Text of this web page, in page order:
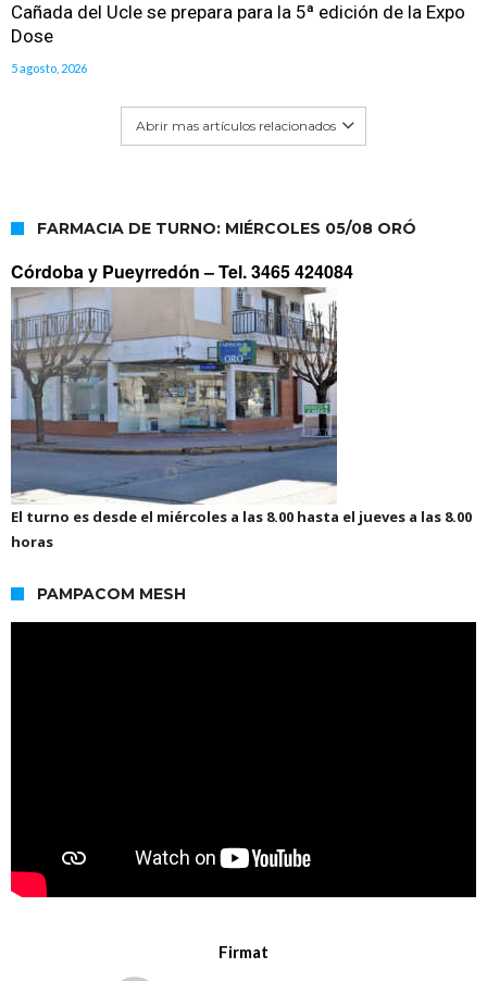
Cañada del Ucle se prepara para la 5ª edición de la Expo
Dose
5 agosto, 2026
Abrir mas artículos relacionados
FARMACIA DE TURNO: MIÉRCOLES 05/08 ORÓ
Córdoba y Pueyrredón –Tel. 3465 424084
El turno es desde el miércoles a las 8.00 hasta el jueves a las 8.00
horas
PAMPACOM MESH
Firmat